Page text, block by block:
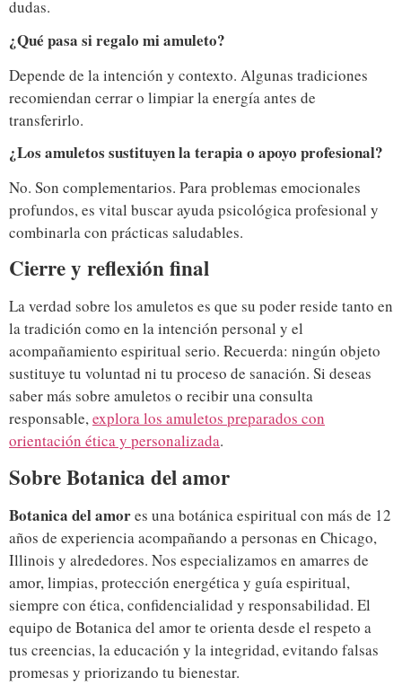
dudas.
¿Qué pasa si regalo mi amuleto?
Depende de la intención y contexto. Algunas tradiciones
recomiendan cerrar o limpiar la energía antes de
transferirlo.
¿Los amuletos sustituyen la terapia o apoyo profesional?
No. Son complementarios. Para problemas emocionales
profundos, es vital buscar ayuda psicológica profesional y
combinarla con prácticas saludables.
Cierre y reflexión final
La verdad sobre los amuletos es que su poder reside tanto en
la tradición como en la intención personal y el
acompañamiento espiritual serio. Recuerda: ningún objeto
sustituye tu voluntad ni tu proceso de sanación. Si deseas
saber más sobre amuletos o recibir una consulta
responsable,explora los amuletos preparados con
orientación ética y personalizada.
Sobre Botanica del amor
Botanica del amores una botánica espiritual con más de 12
años de experiencia acompañando a personas en Chicago,
Illinois y alrededores. Nos especializamos en amarres de
amor, limpias, protección energética y guía espiritual,
siempre con ética, confidencialidad y responsabilidad. El
equipo de Botanica del amor te orienta desde el respeto a
tus creencias, la educación y la integridad, evitando falsas
promesas y priorizando tu bienestar.